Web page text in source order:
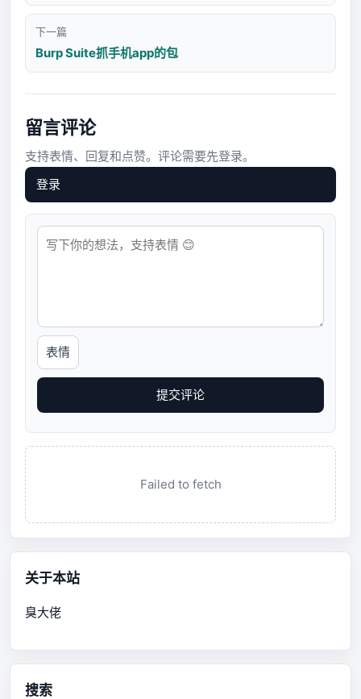
下一篇
Burp Suite抓手机app的包
留言评论
支持表情、回复和点赞。评论需要先登录。
登录
表情
提交评论
Failed to fetch
关于本站
臭大佬
搜索